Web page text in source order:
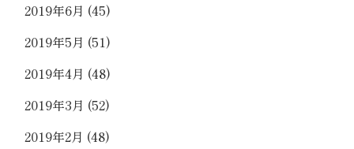
2019年6月 (45)
2019年5月 (51)
2019年4月 (48)
2019年3月 (52)
2019年2月 (48)